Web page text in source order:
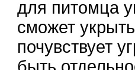
для питомца
сможет
почувствует